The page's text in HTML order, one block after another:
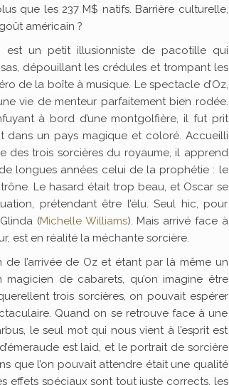
que les 237 M$ natifs. Barrière culturelle,
américain ?
est un petit illusionniste de pacotille qui
dépouillant les crédules et trompant les
de la boîte à musique. Le spectacle d’Oz,
vie de menteur parfaitement bien rodée.
à bord d’une montgolfière, il fut prit
dans un pays magique et coloré. Accueilli
des trois sorcières du royaume, il apprend
longues années celui de la prophétie : le
Le hasard était trop beau, et Oscar se
prétendant être l’élu. Seul hic, pour
(Michelle Williams). Mais arrivé face à
est en réalité la méchante sorcière.
l’arrivée de Oz et étant par là même un
de cabarets, qu’on imagine être
trois sorcières, on pouvait espérer
Quand on se retrouve face à une
le seul mot qui nous vient à l’esprit est
est laid, et le portrait de sorcière
que l’on pouvait attendre était une qualité
effets spéciaux sont tout juste corrects, les